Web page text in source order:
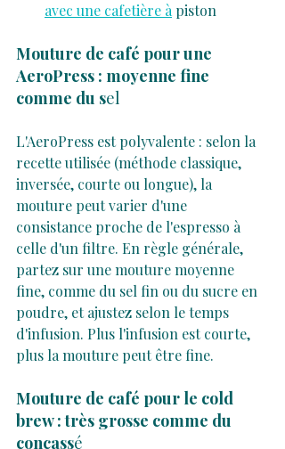
avec une cafetière à piston
Mouture de café pour une
AeroPress : moyenne fine
comme du sel
L'AeroPress est polyvalente : selon la
recette utilisée (méthode classique,
inversée, courte ou longue), la
mouture peut varier d'une
consistance proche de l'espresso à
celle d'un filtre. En règle générale,
partez sur une mouture moyenne
fine, comme du sel fin ou du sucre en
poudre, et ajustez selon le temps
d'infusion. Plus l'infusion est courte,
plus la mouture peut être fine.
Mouture de café pour le cold
brew : très grosse comme du
concassé